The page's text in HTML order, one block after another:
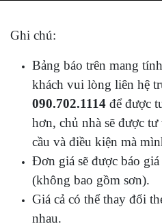
Ghi chú:
Bảng báo trên mang
khách vui lòng liên hệ
090.702.1114 để được
hơn, chủ nhà sẽ được
cầu và điều kiện mà
Đơn giá sẽ được báo
(không bao gồm sơn).
Giá cả có thể thay đổi
nhau.